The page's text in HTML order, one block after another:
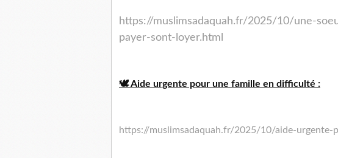
https://muslimsadaquah.fr/2025/10/une-
payer-sont-loyer.html
🕊️ Aide urgente pour une famille en difficulté :
https://muslimsadaquah.fr/2025/10/aide-